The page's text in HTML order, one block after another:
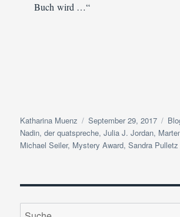
Buch wird …“
Autor
Katharina Muenz
Veröffentlicht
am
September 29, 2017
Nadin,der quatspreche,Julia J. Jordan,
Michael Seiler, Mystery Award,Sandra Pulletz
Suche